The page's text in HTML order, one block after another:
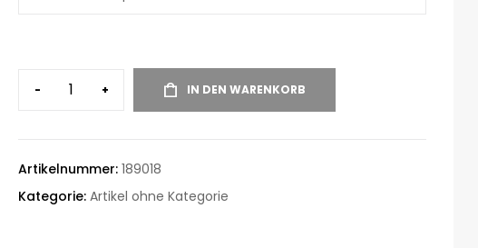
- + IN DEN WARENKORB
Artikelnummer: 189018
Kategorie: Artikel ohne Kategorie